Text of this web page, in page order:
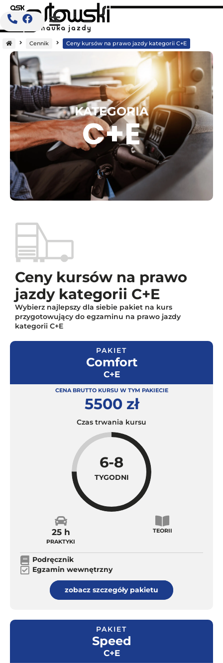
Strona
główna
Cennik Ceny kursów na prawo jazdy kategorii C+E
KATEGORIA
C+E
Ceny kursów na prawo
jazdy kategorii C+E
Wybierz najlepszy dla siebie pakiet na kurs
przygotowujący do egzaminu na prawo jazdy
kategorii C+E
PAKIET
Comfort
C+E
CENA BRUTTO KURSU W TYM PAKIECIE
5500 zł
Czas trwania kursu
6-8
TYGODNI
25 h
PRAKTYKI
TEORII
Podręcznik
Egzamin wewnętrzny
zobacz szczegóły pakietu
PAKIET
Speed
C+E